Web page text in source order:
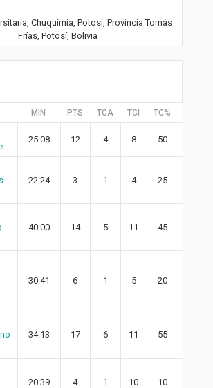
Chuquimia, Potosí, Provincia Tomás
Frías, Potosí, Bolivia
MIN PTS TCA TCI TC%
25:08 12 4 8 50
22:24 3 1 4 25
40:00 14 5 11 45
30:41 6 1 5 20
34:13 17 6 11 55
20:39 4 1 10 10